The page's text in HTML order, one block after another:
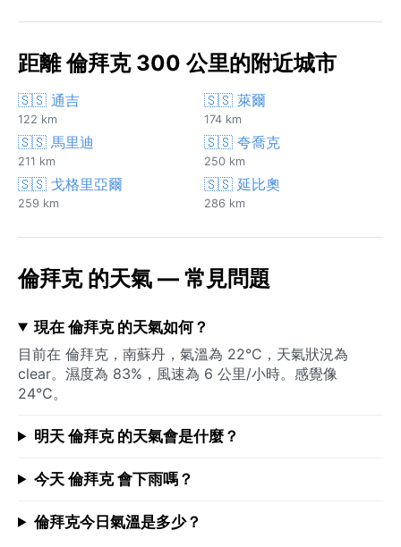
距離 倫拜克 300 公里的附近城市
🇸🇸 通吉
122 km
🇸🇸 萊爾
174 km
🇸🇸 馬里迪
211 km
🇸🇸 夸喬克
250 km
🇸🇸 戈格里亞爾
259 km
🇸🇸 延比奧
286 km
倫拜克 的天氣 — 常見問題
現在 倫拜克 的天氣如何？
目前在 倫拜克，南蘇丹，氣溫為 22°C，天氣狀況為
clear。濕度為 83%，風速為 6 公里/小時。感覺像
24°C。
明天 倫拜克 的天氣會是什麼？
今天 倫拜克 會下雨嗎？
倫拜克今日氣溫是多少？